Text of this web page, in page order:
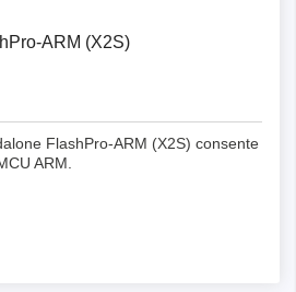
ARM (X2S)
FlashPro-ARM (X2S) consente
ARM.